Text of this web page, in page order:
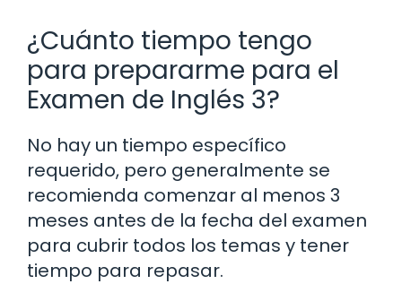
¿Cuánto tiempo tengo
para prepararme para el
Examen de Inglés 3?
No hay un tiempo específico
requerido, pero generalmente se
recomienda comenzar al menos 3
meses antes de la fecha del examen
para cubrir todos los temas y tener
tiempo para repasar.